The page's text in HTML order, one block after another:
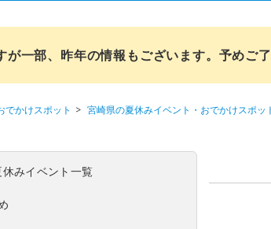
一部、昨年の情報もございます。予めご了
でかけスポット 宮崎県の夏休みイベント・おでかけスポッ
みイベント一覧